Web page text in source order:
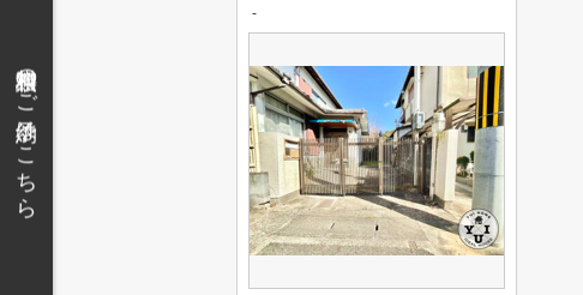
-
無料相談のご予約はこちら